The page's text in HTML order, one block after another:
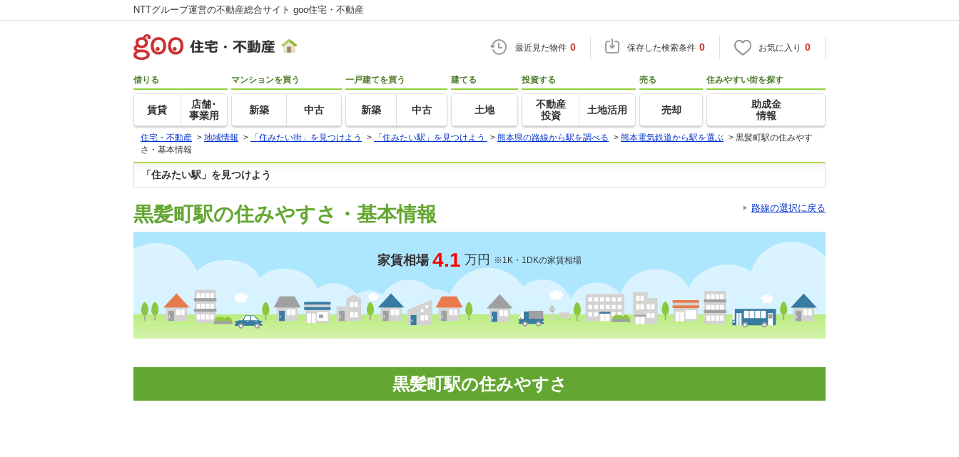
NTTグループ運営の不動産総合サイト goo住宅・不動産
最近見た物件 0 保存した検索条件 0 お気に入り 0
借りる
賃貸
店舗･
事業用
マンションを買う
新築 中古
一戸建てを買う
新築 中古
建てる
土地
投資する
不動産
投資
土地活用
売る
売却
住みやすい街を探す
助成金
情報
住宅・不動産 > 地域情報 > 「住みたい街」を見つけよう > 「住みたい駅」を見つけよう > 熊本県の路線から駅を調べる > 熊本電気鉄道から駅を選ぶ > 黒髪町駅の住みやす
さ・基本情報
「住みたい駅」を見つけよう
黒髪町駅の住みやすさ・基本情報 路線の選択に戻る
家賃相場 4.1 万円 ※1K・1DKの家賃相場
黒髪町駅の住みやすさ